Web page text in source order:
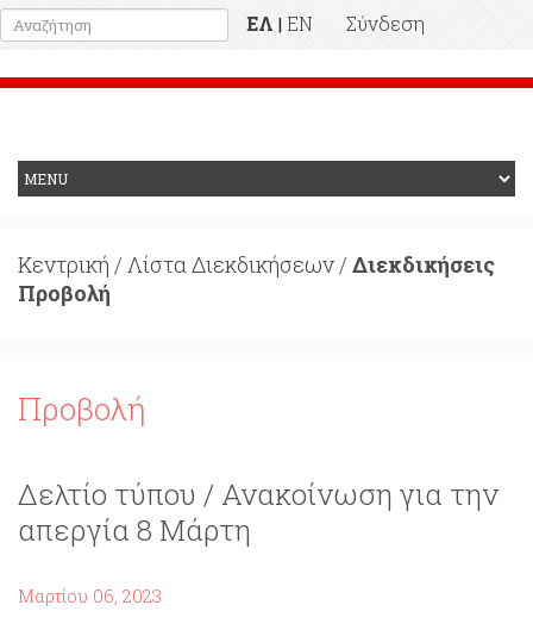
ΕΛ | EN
Σύνδεση
Κεντρική / Λίστα Διεκδικήσεων/ Διεκδικήσεις
Προβολή
Προβολή
Δελτίο τύπου / Ανακοίνωση για την
απεργία 8 Μάρτη
Μαρτίου 06, 2023